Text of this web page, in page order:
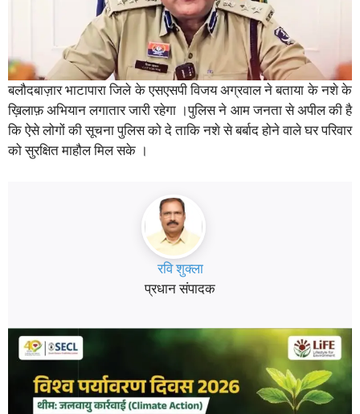
बलौदबाज़ार भाटापारा जिले के एसएसपी विजय अग्रवाल ने बताया के नशे के
ख़िलाफ़ अभियान लगातार जारी रहेगा ।पुलिस ने आम जनता से अपील की है
कि ऐसे लोगों की सूचना पुलिस को दे ताकि नशे से बर्बाद होने वाले घर परिवार
को सुरक्षित माहौल मिल सके ।
रवि शुक्ला
प्रधान संपादक